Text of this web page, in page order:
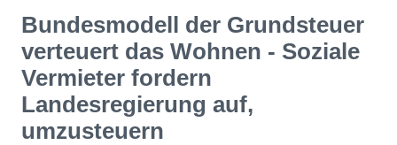
Bundesmodell der Grundsteuer
verteuert das Wohnen - Soziale
Vermieter fordern
Landesregierung auf,
umzusteuern